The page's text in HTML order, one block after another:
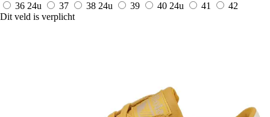
36 24u 37 38 24u 39 40 24u 41
42
Dit veld is verplicht